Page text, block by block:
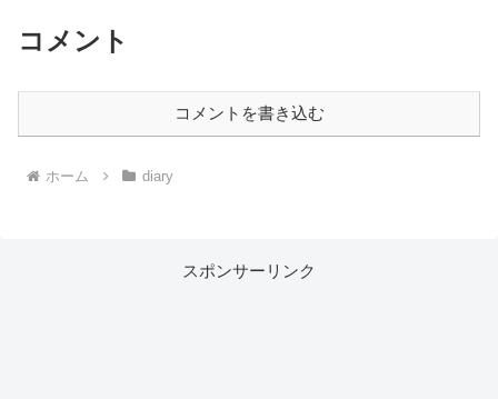
コメント
コメントを書き込む
ホーム diary
スポンサーリンク